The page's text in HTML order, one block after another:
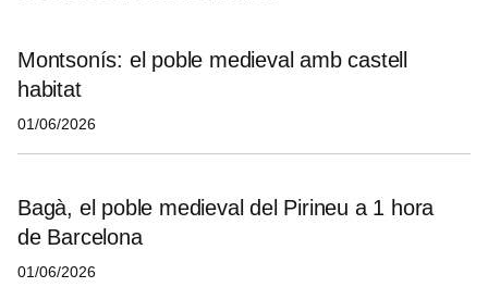
Montsonís: el poble medieval amb castell
habitat
01/06/2026
Bagà, el poble medieval del Pirineu a 1 hora
de Barcelona
01/06/2026